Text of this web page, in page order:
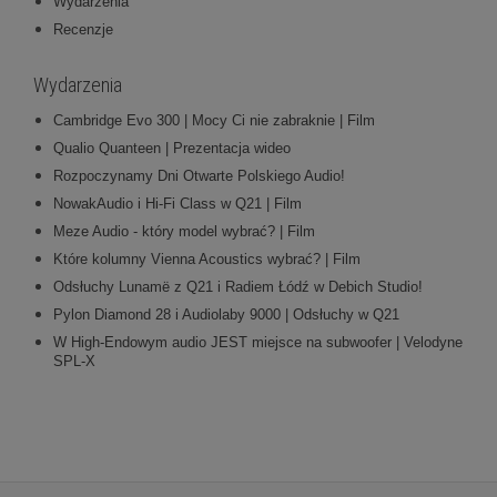
Recenzje
Wydarzenia
Cambridge Evo 300 | Mocy Ci nie zabraknie | Film
Qualio Quanteen | Prezentacja wideo
Rozpoczynamy Dni Otwarte Polskiego Audio!
NowakAudio i Hi-Fi Class w Q21 | Film
Meze Audio - który model wybrać? | Film
Które kolumny Vienna Acoustics wybrać? | Film
Odsłuchy Lunamë z Q21 i Radiem Łódź w Debich Studio!
Pylon Diamond 28 i Audiolaby 9000 | Odsłuchy w Q21
W High-Endowym audio JEST miejsce na subwoofer | Velodyne
SPL-X